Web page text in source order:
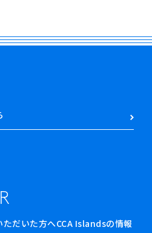
だいた方へCCA Islandsの情報